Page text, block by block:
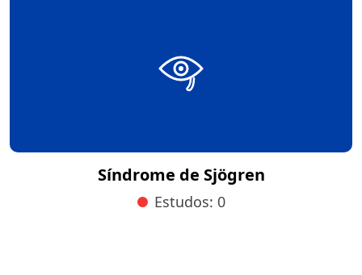
Síndrome de Sjögren
Estudos: 0